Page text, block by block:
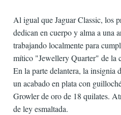
Al igual que Jaguar Classic, los
dedican en cuerpo y alma a una
trabajando localmente para
mítico "Jewellery Quarter" de la
En la parte delantera, la insignia
un acabado en plata con
Growler de oro de 18 quilates.
de ley esmaltada.